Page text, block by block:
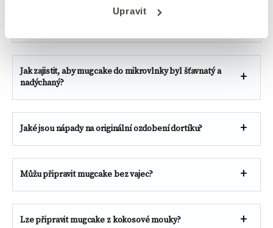
Upravit
Jak zajistit, aby mugcake do mikrovlnky byl šťavnatý a
nadýchaný?
Jaké jsou nápady na originální ozdobení dortíku?
Můžu připravit mugcake bez vajec?
Lze připravit mugcake z kokosové mouky?